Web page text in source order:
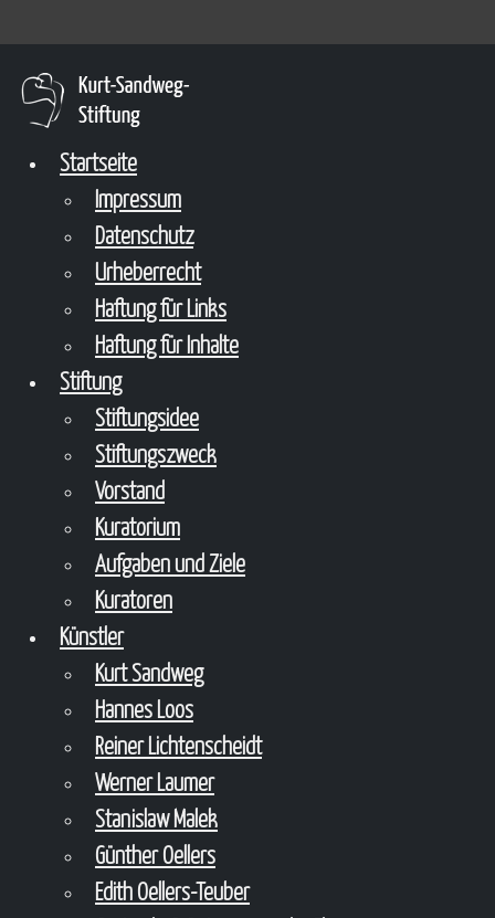
Startseite
Impressum
Datenschutz
Urheberrecht
Haftung für Links
Haftung für Inhalte
Stiftung
Stiftungsidee
Stiftungszweck
Vorstand
Kuratorium
Aufgaben und Ziele
Kuratoren
Künstler
Kurt Sandweg
Hannes Loos
Reiner Lichtenscheidt
Werner Laumer
Stanislaw Malek
Günther Oellers
Edith Oellers-Teuber